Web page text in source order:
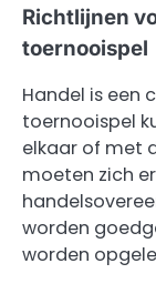
Richtlijnen
toernooispel
Handel is een
toernooispel
elkaar of met
moeten zich
worden
worden